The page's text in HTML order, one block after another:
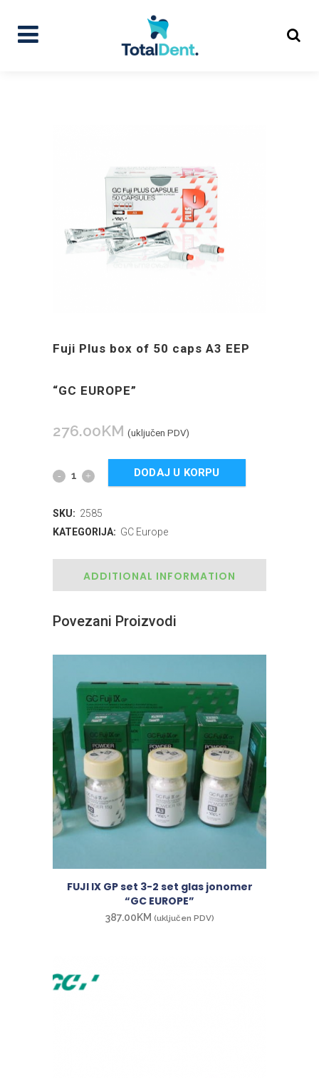
Fuji Plus box of 50 caps A3 EEP
“GC EUROPE”
276.00KM (uključen PDV)
DODAJ U KORPU
SKU: 2585
KATEGORIJA: GC Europe
ADDITIONAL INFORMATION
Povezani Proizvodi
FUJI IX GP set 3-2 set glas jonomer
“GC EUROPE”
387.00KM (uključen PDV)